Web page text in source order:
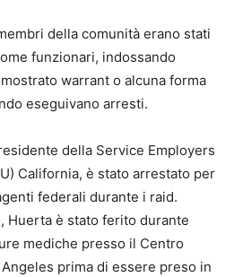
della comunità erano stati
funzionari, indossando
warrant o alcuna forma
eseguivano arresti.
della Service Employers
California, è stato arrestato per
federali durante i raid.
Huerta è stato ferito durante
mediche presso il Centro
prima di essere preso in